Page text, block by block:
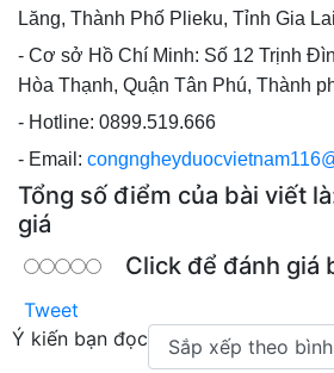
Lăng, Thành Phố Plieku, Tỉnh Gia Lai
- Cơ sở Hồ Chí Minh: Số 12 Trịnh
Hòa Thạnh, Quận Tân Phú, Thành
- Hotline: 0899.519.666
- Email:
Tổng số điểm của bài viết
giá
Click để đánh giá
Tweet
Ý kiến bạn đọc